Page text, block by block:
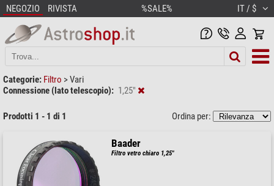
NEGOZIO RIVISTA %SALE% IT / $
Categorie: Filtro >Vari
Connessione (lato telescopio): 1,25"
Prodotti 1 - 1 di 1 Ordina per:
Baader
Filtro vetro chiaro 1,25"